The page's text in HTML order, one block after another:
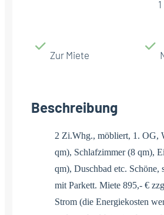
1
Zur Miete
Beschreibung
2 Zi.Whg., möbliert, 1. OG,
qm), Schlafzimmer (8 qm),
qm), Duschbad etc. Schöne,
mit Parkett. Miete 895,- €
Strom (die Energiekosten